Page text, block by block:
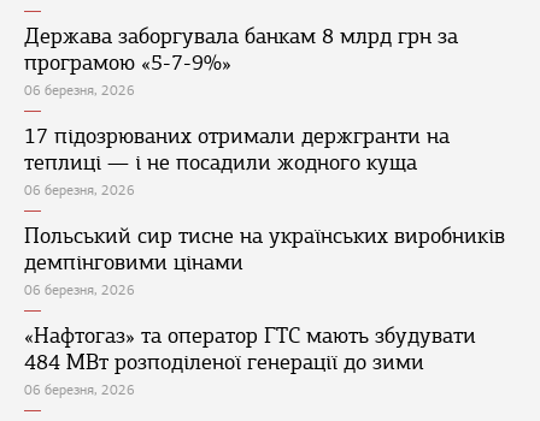
Держава заборгувала банкам 8 млрд грн за
програмою «5-7-9%»
06 березня, 2026
17 підозрюваних отримали держгранти на
теплиці — і не посадили жодного куща
06 березня, 2026
Польський сир тисне на українських виробників
демпінговими цінами
06 березня, 2026
«Нафтогаз» та оператор ГТС мають збудувати
484 МВт розподіленої генерації до зими
06 березня, 2026